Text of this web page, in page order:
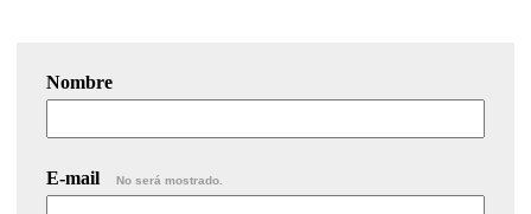
Nombre
E-mail No será mostrado.